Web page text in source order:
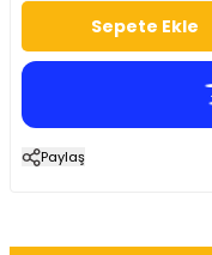
Sepete Ekle
Paylaş